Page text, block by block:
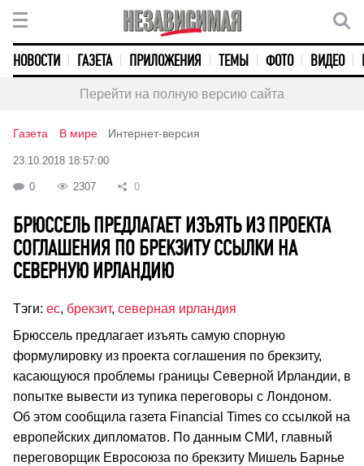
НОВОСТИ ГАЗЕТА ПРИЛОЖЕНИЯ ТЕМЫ ФОТО ВИДЕО
Перейти на полную версию сайта
Газета В мире Интернет-версия
23.10.2018 18:57:00
0 2307 0
БРЮССЕЛЬ ПРЕДЛАГАЕТ ИЗЪЯТЬ ИЗ ПРОЕКТА
СОГЛАШЕНИЯ ПО БРЕКЗИТУ ССЫЛКИ НА
СЕВЕРНУЮ ИРЛАНДИЮ
Тэги: ес, брекзит, северная ирландия
Брюссель предлагает изъять самую спорную
формулировку из проекта соглашения по брекзиту,
касающуюся проблемы границы Северной Ирландии, в
попытке вывести из тупика переговоры с Лондоном.
Об этом сообщила газета Financial Times со ссылкой на
европейских дипломатов. По данным СМИ, главный
переговорщик Евросоюза по брекзиту Мишель Барнье